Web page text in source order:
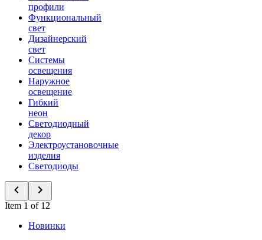
профили
Функциональный
свет
Дизайнерский
свет
Системы
освещения
Наружное
освещение
Гибкий
неон
Светодиодный
декор
Электроустановочные
изделия
Светодиоды
Item 1 of 12
Новинки